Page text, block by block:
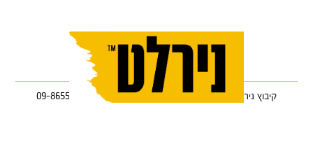
קיבוץ ניר עוז 85122 • טלפון: 08-9986333 • פקס: 09-8655368